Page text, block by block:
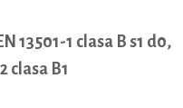
13501-1 clasa B s1 d0,
clasa B1